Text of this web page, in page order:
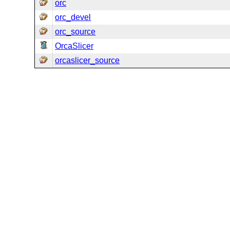
orc
orc_devel
orc_source
OrcaSlicer
orcaslicer_source